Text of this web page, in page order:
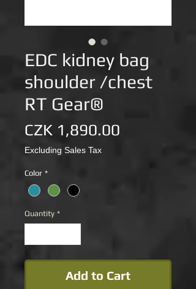
EDC kidney bag
shoulder /chest
RT Gear®
CZK 1,890.00
Excluding Sales Tax
Color *
Quantity *
Add to Cart